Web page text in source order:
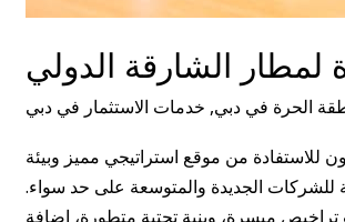
الشارقة الدولي
الحرة في دبي, خدمات الاستثمار في دبي
من موقع استراتيجي مميز وبيئة
للشركات الجديدة والمتوسعة على حد سواء.